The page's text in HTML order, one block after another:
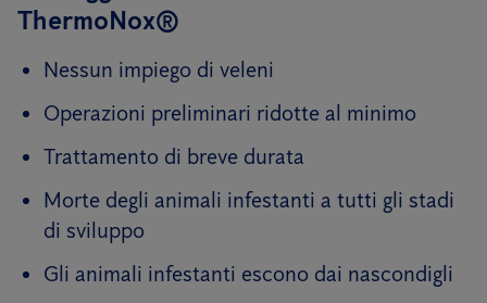
ThermoNox®
Nessun impiego di veleni
Operazioni preliminari ridotte al minimo
Trattamento di breve durata
Morte degli animali infestanti a tutti gli stadi
di sviluppo
Gli animali infestanti escono dai nascondigli